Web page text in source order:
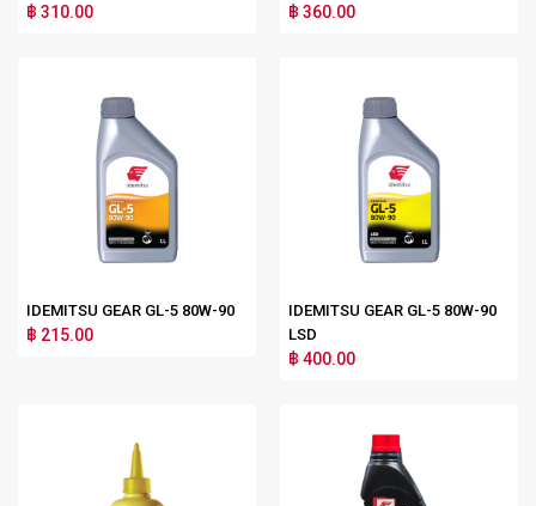
฿ 310.00 ฿ 360.00
IDEMITSU GEAR GL-5 80W-90
฿ 215.00
IDEMITSU GEAR GL-5 80W-90
LSD
฿ 400.00